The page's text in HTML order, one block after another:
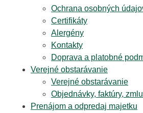
Ochrana osobných
Certifikáty
Alergény
Kontakty
Doprava a platobné
Verejné obstarávanie
Verejné obstarávanie
Objednávky, faktúry,
Prenájom a odpredaj majetku